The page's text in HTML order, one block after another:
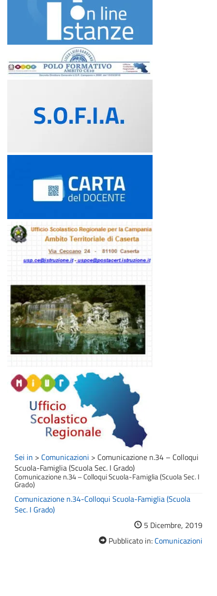
Sei in > Comunicazioni > Comunicazione n.34 – Colloqui
Scuola-Famiglia (Scuola Sec. I Grado)
Comunicazione n.34 – Colloqui Scuola-Famiglia (Scuola Sec. I
Grado)
Comunicazione n.34-Colloqui Scuola-Famiglia (Scuola
Sec. I Grado)
5 Dicembre, 2019
Pubblicato in: Comunicazioni